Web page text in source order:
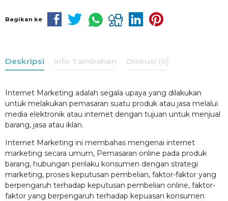
Bagikan ke
Deskripsi Info Tambahan Diskusi (0)
Internet Marketing adalah segala upaya yang dilakukan
untuk melakukan pemasaran suatu produk atau jasa melalui
media elektronik atau internet dengan tujuan untuk menjual
barang, jasa atau iklan.
Internet Marketing ini membahas mengenai internet
marketing secara umum, Pemasaran online pada produk
barang, hubungan perilaku konsumen dengan strategi
marketing, proses keputusan pembelian, faktor-faktor yang
berpengaruh terhadap keputusan pembelian online, faktor-
faktor yang berpengaruh terhadap kepuasan konsumen